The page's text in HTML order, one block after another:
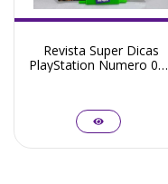
Revista Super Dicas
PlayStation Numero 04 -